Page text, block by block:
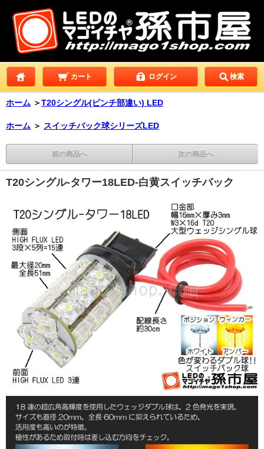
カート ログイン 検索
ホーム ＞T20シングル(ピンチ部違い) LED
ホーム ＞ スイッチバック球シリーズLED
前の商品へ 次の商品へ
T20シングル-タワー18LED-白黄スイッチバック